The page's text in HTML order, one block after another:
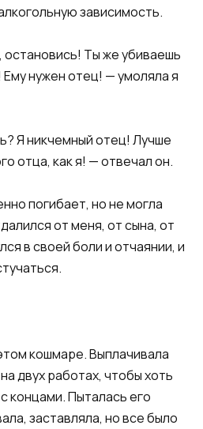
зависимость.​​
остановись! Ты же убиваешь
нужен отец! — умоляла я
Я никчемный отец! Лучше
отца, как я! — отвечал он.​​
погибает, но не могла
от меня, от сына, от
в своей боли и отчаянии, и
кошмаре. Выплачивала
двух работах, чтобы хоть
концами. Пыталась его
заставляла, но все было